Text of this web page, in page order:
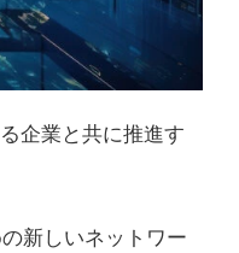
企業と共に推進す
新しいネットワー